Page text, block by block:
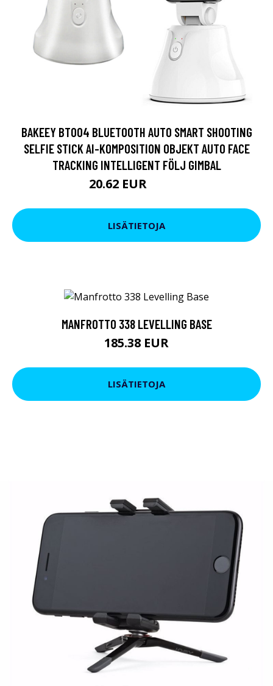
BAKEEY BT004 BLUETOOTH AUTO SMART SHOOTING
SELFIE STICK AI-KOMPOSITION OBJEKT AUTO FACE
TRACKING INTELLIGENT FÖLJ GIMBAL
20.62 EUR
LISÄTIETOJA
MANFROTTO 338 LEVELLING BASE
185.38 EUR
LISÄTIETOJA